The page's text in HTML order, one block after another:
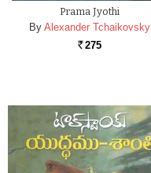
Prama Jyothi
By Alexander Tchaikovsky
Rs. 275